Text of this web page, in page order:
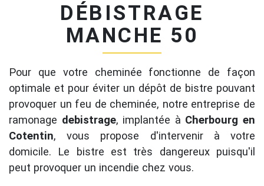
DÉBISTRAGE
MANCHE 50
Pour que votre cheminée fonctionne de façon
optimale et pour éviter un dépôt de bistre pouvant
provoquer un feu de cheminée, notre entreprise de
ramonage debistrage, implantée à Cherbourg en
Cotentin, vous propose d'intervenir à votre
domicile. Le bistre est très dangereux puisqu'il
peut provoquer un incendie chez vous.